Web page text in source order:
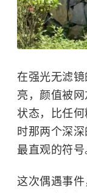
在强光无滤
亮，颜值被网
状态，比任
时那两个深
最直观的符号
这次偶遇事